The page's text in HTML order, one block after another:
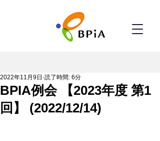
BPIA例会 【2023年度 第1
回】 (2022/12/14)
2022年11月9日 読了時間: 6分